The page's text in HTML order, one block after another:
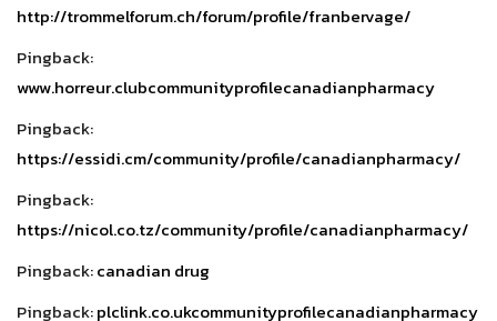
http://trommelforum.ch/forum/profile/franbervage/
Pingback:
www.horreur.clubcommunityprofilecanadianpharmacy
Pingback:
https://essidi.cm/community/profile/canadianpharmacy/
Pingback:
https://nicol.co.tz/community/profile/canadianpharmacy/
Pingback:canadian drug
Pingback:plclink.co.ukcommunityprofilecanadianpharmacy